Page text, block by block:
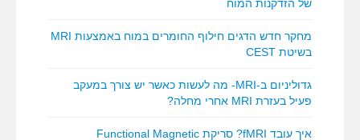
של הזדקנות המוח
מחקר חדש הדגים חילוף החומרים במוח באמצעות MRI
בשיטת CEST
גדוליניום ב-MRI- מה לעשות כאשר יש צורך במעקב
פעיל בעזרת MRI אחרי מחלה?
איך עובד fMRI? סריקת Functional Magnetic